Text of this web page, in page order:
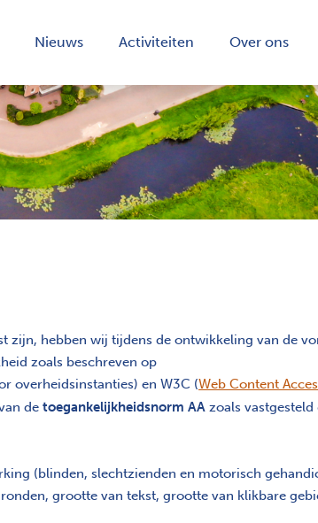
Nieuws Activiteiten
Over ons
zijn, hebben wij tijdens de ontwikkeling van de
zoals beschreven op
overheidsinstanties) en W3C (Web Content
de toegankelijkheidsnorm AA zoals
(blinden, slechtzienden en motorisch
grootte van tekst, grootte van klikbare